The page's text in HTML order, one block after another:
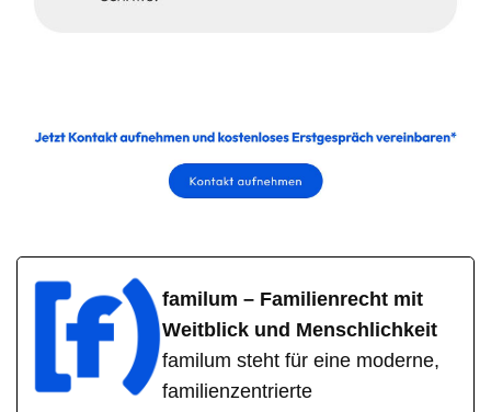
familum – Familienrecht mit
Weitblick und Menschlichkeit
familum steht für eine moderne,
familienzentrierte